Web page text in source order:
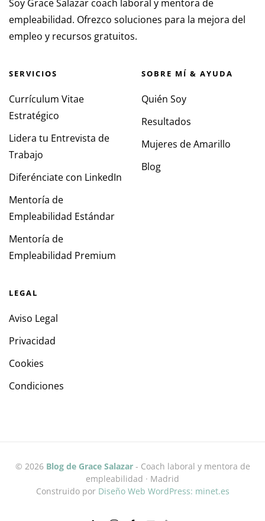
Soy Grace Salazar coach laboral y mentora de
empleabilidad. Ofrezco soluciones para la mejora del
empleo y recursos gratuitos.
SERVICIOS
Currículum Vitae
Estratégico
Lidera tu Entrevista de
Trabajo
Diferénciate con LinkedIn
Mentoría de
Empleabilidad Estándar
Mentoría de
Empleabilidad Premium
SOBRE MÍ & AYUDA
Quién Soy
Resultados
Mujeres de Amarillo
Blog
LEGAL
Aviso Legal
Privacidad
Cookies
Condiciones
© 2026 Blog de Grace Salazar- Coach laboral y mentora de
empleabilidad · Madrid
Construido por Diseño Web WordPress: minet.es